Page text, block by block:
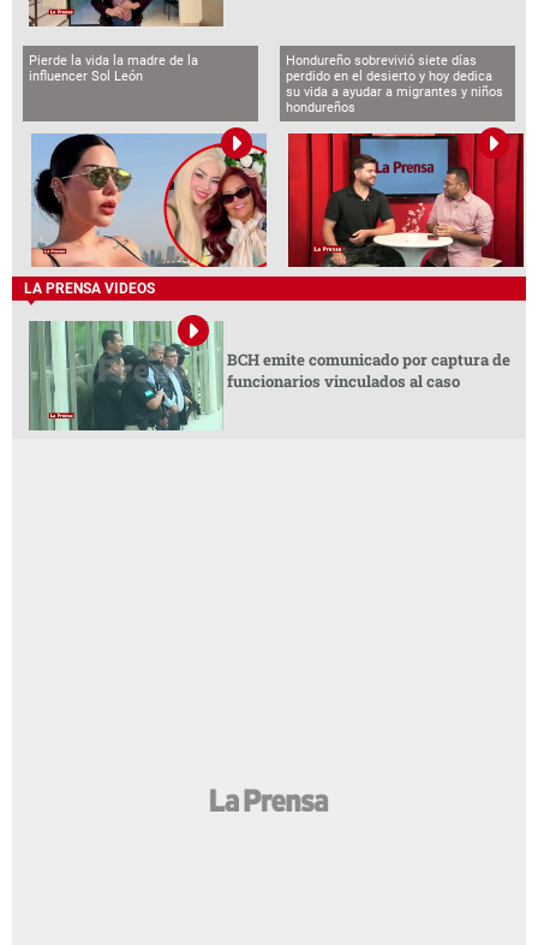
Pierde la vida la madre de la
influencer Sol León
Hondureño sobrevivió siete días
perdido en el desierto y hoy dedica
su vida a ayudar a migrantes y niños
hondureños
LA PRENSA VIDEOS
BCH emite comunicado por captura de
funcionarios vinculados al caso